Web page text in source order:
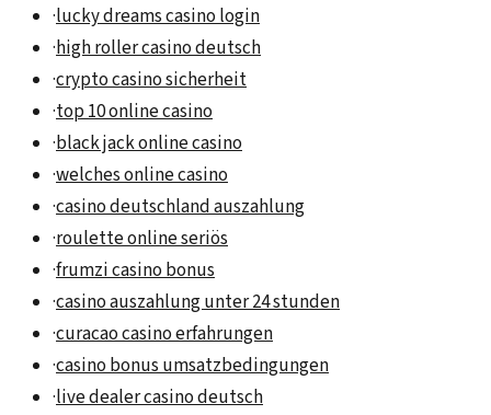
·lucky dreams casino login
·high roller casino deutsch
·crypto casino sicherheit
·top 10 online casino
·black jack online casino
·welches online casino
·casino deutschland auszahlung
·roulette online seriös
·frumzi casino bonus
·casino auszahlung unter 24 stunden
·curacao casino erfahrungen
·casino bonus umsatzbedingungen
·live dealer casino deutsch